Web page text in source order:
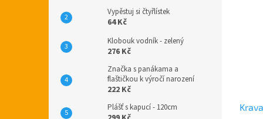
Vypěstuj si čtyřlístek
64 Kč
Klobouk vodník - zelený
276 Kč
Značka s panákama a
flaštičkou k výročí narození
222 Kč
Plášť s kapucí - 120cm